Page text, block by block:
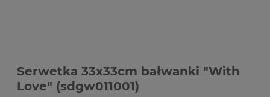
Serwetka 33x33cm bałwanki "With
Love" (sdgw011001)